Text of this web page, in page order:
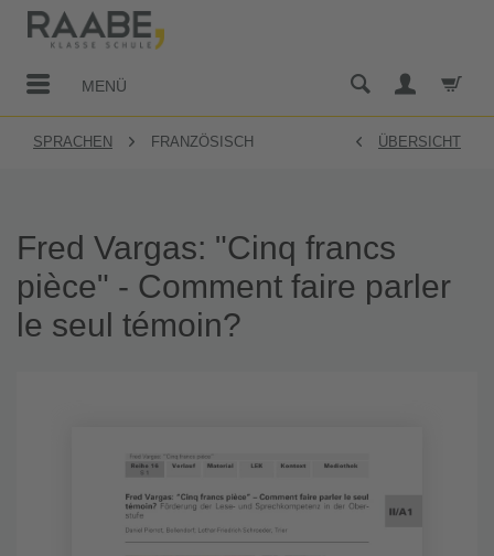
MENÜ
SPRACHEN FRANZÖSISCH ÜBERSICHT
Fred Vargas: "Cinq francs
pièce" - Comment faire parler
le seul témoin?